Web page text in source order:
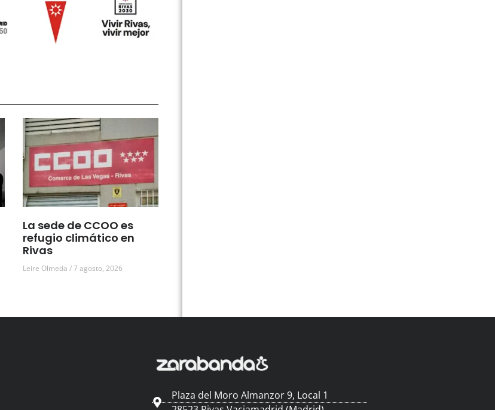
La sede de CCOO es
refugio climático en
Rivas
Leire Olmeda 7 agosto, 2026
Plaza del Moro Almanzor 9, Local 1